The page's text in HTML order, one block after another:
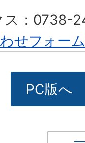
ス：0738-
せフォーム
PC版へ